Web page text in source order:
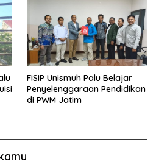
FISIP Unismuh Palu Belajar
Penyelenggaraan Pendidikan
di PWM Jatim